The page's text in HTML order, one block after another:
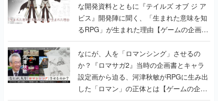
な開発資料とともに『テイルズ オブ ジ ア
ビス』開発陣に聞く、「生まれた意味を知
るRPG」が生まれた理由【ゲームの企画
書】
なにが、人を「ロマンシング」させるの
か？『ロマサガ2』当時の企画書とキャラ
設定画から迫る、河津秋敏がRPGに生み出
した「ロマン」の正体とは【ゲームの企画